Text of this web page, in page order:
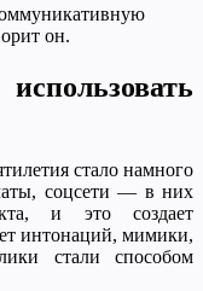
он.
стало намного
соцсети — в них
и это создает
интонаций, мимики,
стали способом